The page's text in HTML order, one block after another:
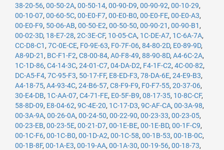
38-20-56, 00-50-2A, 00-50-14, 00-90-D9, 00-90-92, 00-10-29,
00-10-07, 00-60-5C, 00-E0-F7, 00-E0-B0, 00-E0-FE, 00-E0-A3,
00-E0-F9, 50-06-AB, 00-50-E2, 00-50-50, 00-90-21 , 00-90-B1 ,
00-02-3D, 18-E7-28, 2C-3E-CF, 10-05-CA, 1C-DE-A7, 1C-6A-7A,
CC-D8-C1 , 7C-0E-CE, F0-9E-63, F0-7F-06, 84-80-2D, E0-89-9D,
A8-9D-21 , BC-F1-F2, C8-00-84, A0-F8-49, 88-90-8D, A4-6C-2A,
1C-1D-86, C4-14-3C, 24-01-C7, 04-DA-D2, F4-1F-C2, 4C-00-82,
DC-A5-F4, 7C-95-F3, 50-17-FF, E8-ED-F3, 78-DA-6E, 24-E9-B3,
A4-18-75, A4-93-4C, 24-B6-57, C8-F9-F9, F0-F7-55, 20-37-06,
30-E4-DB, 1C-AA-07, C4-71-FE, E0-5F-B9, 08-17-35, 10-8C-CF,
58-8D-09, E8-04-62, 9C-4E-20, 1C-17-D3, 9C-AF-CA, 00-3A-98,
00-3A-9A, 00-26-0A, 00-24-50, 00-22-90, 00-23-33, 00-23-05,
00-23-EB, 00-23-5E, 00-21-D7, 00-1E-BE, 00-1E-BD, 00-1F-C9,
00-1C-F6, 00-1C-B0, 00-1D-A2, 00-1C-58, 00-1B-53, 00-1B-0C,
00-1B-8F, 00-1A-E3, 00-19-AA, 00-1A-30, 00-19-56, 00-18-73,